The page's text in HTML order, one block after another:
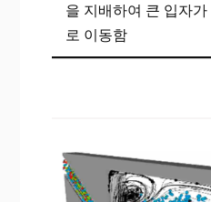
을 지배하여 큰 입자
로 이동함